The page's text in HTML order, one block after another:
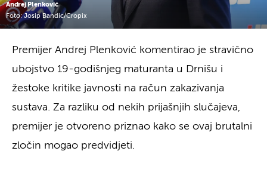
Andrej Plenković
Foto: Josip Bandic/Cropix
Premijer Andrej Plenković komentirao je stravično
ubojstvo 19-godišnjeg maturanta u Drnišu i
žestoke kritike javnosti na račun zakazivanja
sustava. Za razliku od nekih prijašnjih slučajeva,
premijer je otvoreno priznao kako se ovaj brutalni
zločin mogao predvidjeti.